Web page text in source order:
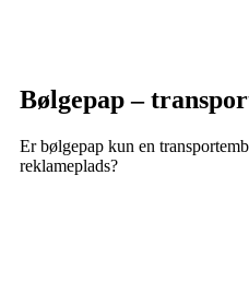
Bølgepap –
Er bølgepap kun en
reklameplads?